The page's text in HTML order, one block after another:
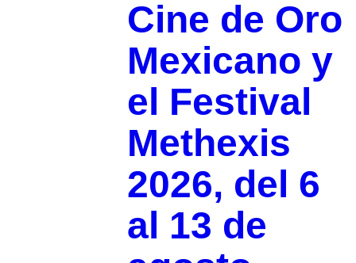
Cine de Oro
Mexicano y
el Festival
Methexis
2026, del 6
al 13 de